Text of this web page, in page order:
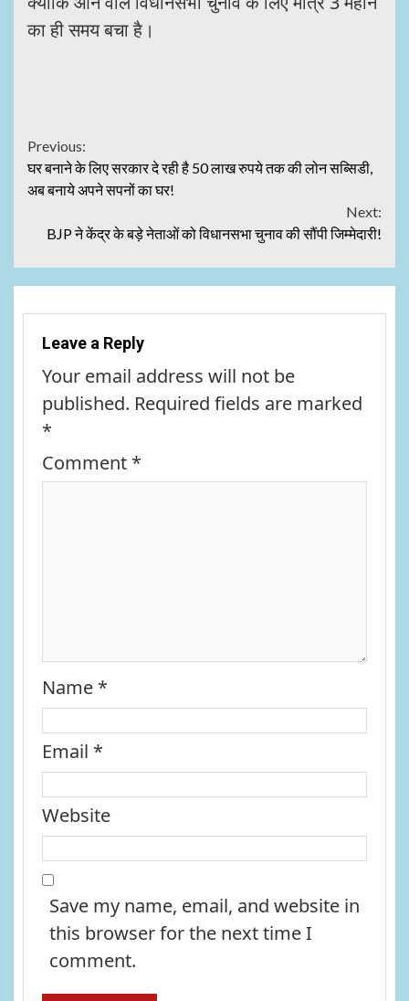
का ही समय बचा है।
Continue
Reading
Previous:
घर बनाने के लिए सरकार दे रही है 50 लाख रुपये तक की लोन सब्सिडी,
अब बनाये अपने सपनों का घर!
Next:
BJP ने केंद्र के बड़े नेताओं को विधानसभा चुनाव की सौंपी जिम्मेदारी!
Leave a Reply
Your email address will not be
published. Required fields are marked
*
Comment *
Name *
Email *
Website
Save my name, email, and website in
this browser for the next time I
comment.